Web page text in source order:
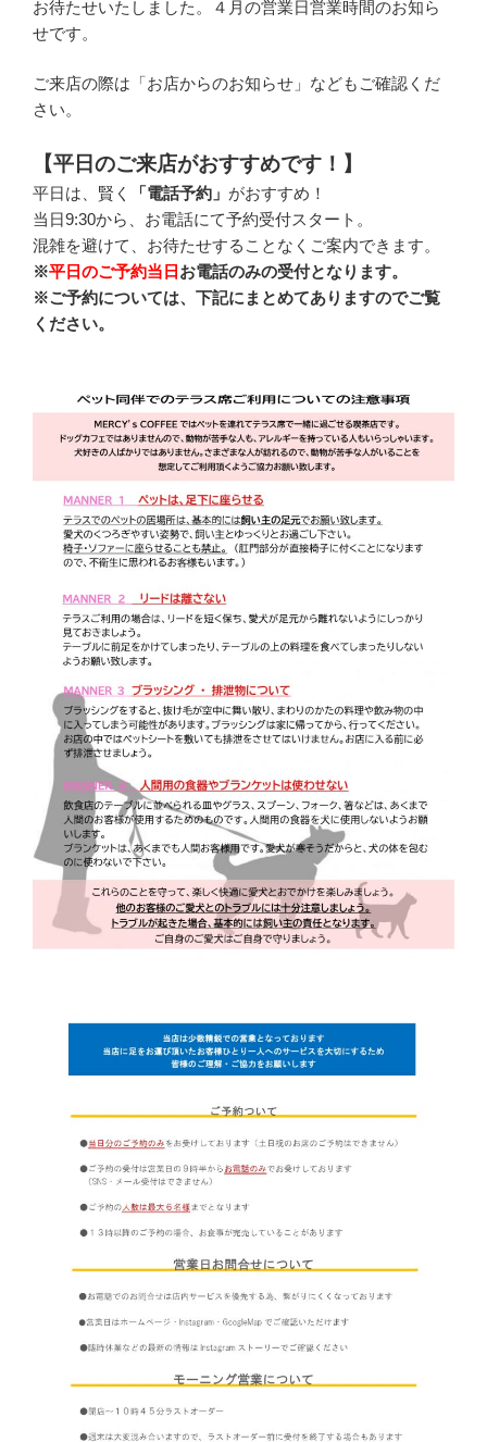
お待たせいたしました。４月の営業日営業時間のお知ら
せです。
ご来店の際は「お店からのお知らせ」などもご確認くだ
さい。
【平日のご来店がおすすめです！】
平日は、賢く 「電話予約」 がおすすめ！
当日9:30から、お電話にて予約受付スタート。
混雑を避けて、お待たせすることなくご案内できます。
※平日のご予約当日 お電話のみの受付となります。
※ご予約については、下記にまとめてありますのでご覧
ください。